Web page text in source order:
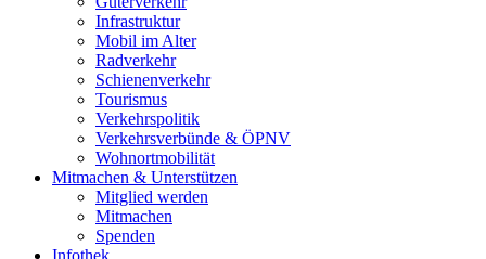
Infrastruktur
Mobil im Alter
Radverkehr
Schienenverkehr
Tourismus
Verkehrspolitik
Verkehrsverbünde & ÖPNV
Wohnortmobilität
Mitmachen & Unterstützen
Mitglied werden
Mitmachen
Spenden
Infothek